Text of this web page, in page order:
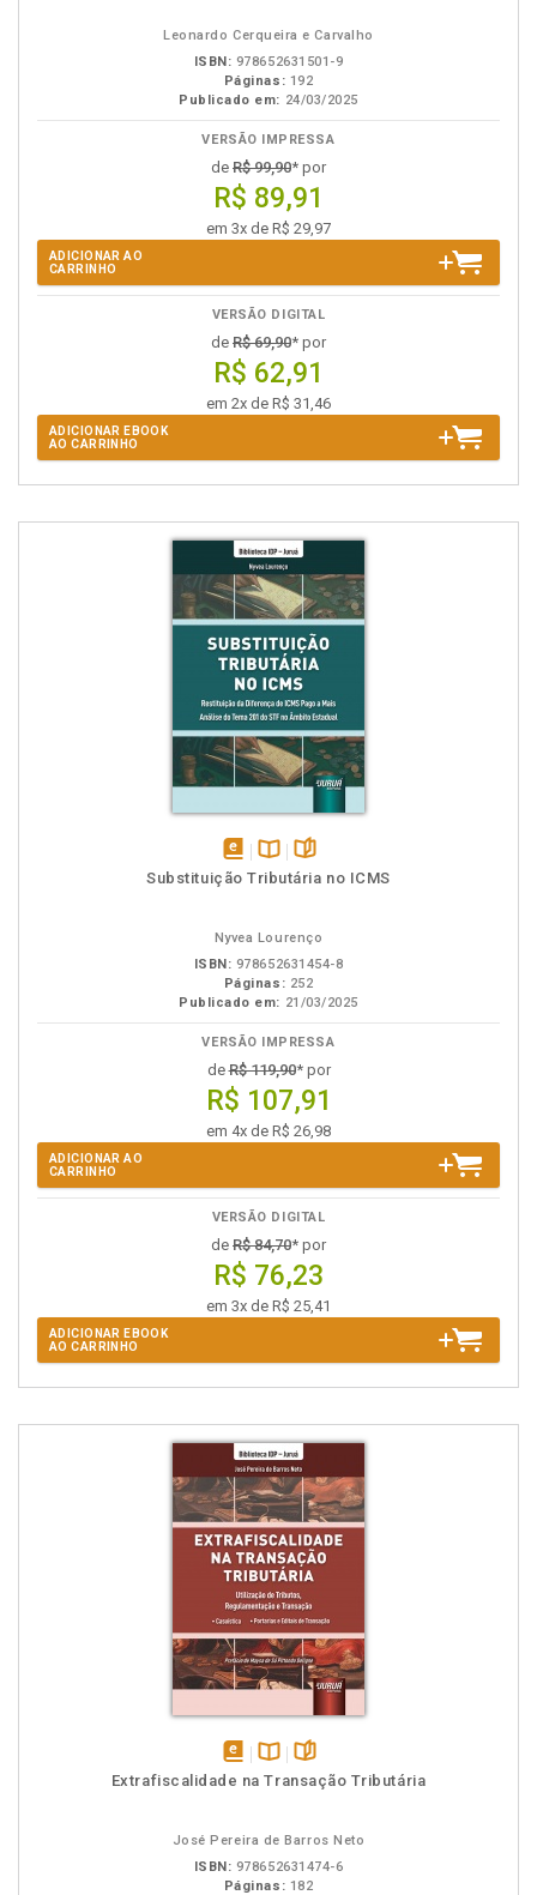
Leonardo Cerqueira e Carvalho
ISBN: 978652631501-9
Páginas: 192
Publicado em: 24/03/2025
VERSÃO IMPRESSA
de R$ 99,90* por
R$ 89,91
em 3x de R$ 29,97
ADICIONAR AO
CARRINHO
VERSÃO DIGITAL
de R$ 69,90* por
R$ 62,91
em 2x de R$ 31,46
ADICIONAR EBOOK
AO CARRINHO
disponívelDisponível
páginas
Substituição Tributária no ICMS
Nyvea Lourenço
ISBN: 978652631454-8
Páginas: 252
Publicado em: 21/03/2025
VERSÃO IMPRESSA
deR$ 119,90* por
R$ 107,91
em 4x de R$ 26,98
ADICIONAR AO
CARRINHO
VERSÃO DIGITAL
de R$ 84,70* por
R$ 76,23
em 3x de R$ 25,41
ADICIONAR EBOOK
AO CARRINHO
disponívelDisponível
páginas
Extrafiscalidade na Transação Tributária
José Pereira de Barros Neto
ISBN: 978652631474-6
Páginas: 182